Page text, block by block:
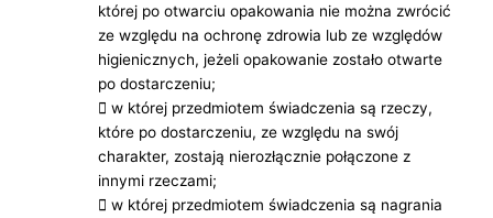
której po otwarciu opakowania nie można zwrócić
ze względu na ochronę zdrowia lub ze względów
higienicznych, jeżeli opakowanie zostało otwarte
po dostarczeniu;
 w której przedmiotem świadczenia są rzeczy,
które po dostarczeniu, ze względu na swój
charakter, zostają nierozłącznie połączone z
innymi rzeczami;
 w której przedmiotem świadczenia są nagrania